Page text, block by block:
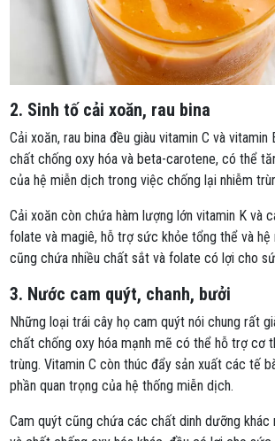
2. Sinh tố cải xoăn, rau bina
Cải xoăn, rau bina đều giàu vitamin C và vitamin
chất chống oxy hóa và beta-carotene, có thể
của hệ miễn dịch trong việc chống lại nhiễm
Cải xoăn còn chứa hàm lượng lớn vitamin K và
folate và magiê, hỗ trợ sức khỏe tổng thể và hệ
cũng chứa nhiều chất sắt và folate có lợi cho
3. Nước cam quýt, chanh, bưởi
Những loại trái cây họ cam quýt nói chung rất
chất chống oxy hóa mạnh mẽ có thể hỗ trợ cơ
trùng. Vitamin C còn thúc đẩy sản xuất các tế
phần quan trọng của hệ thống miễn dịch.
Cam quýt cũng chứa các chất dinh dưỡng khác